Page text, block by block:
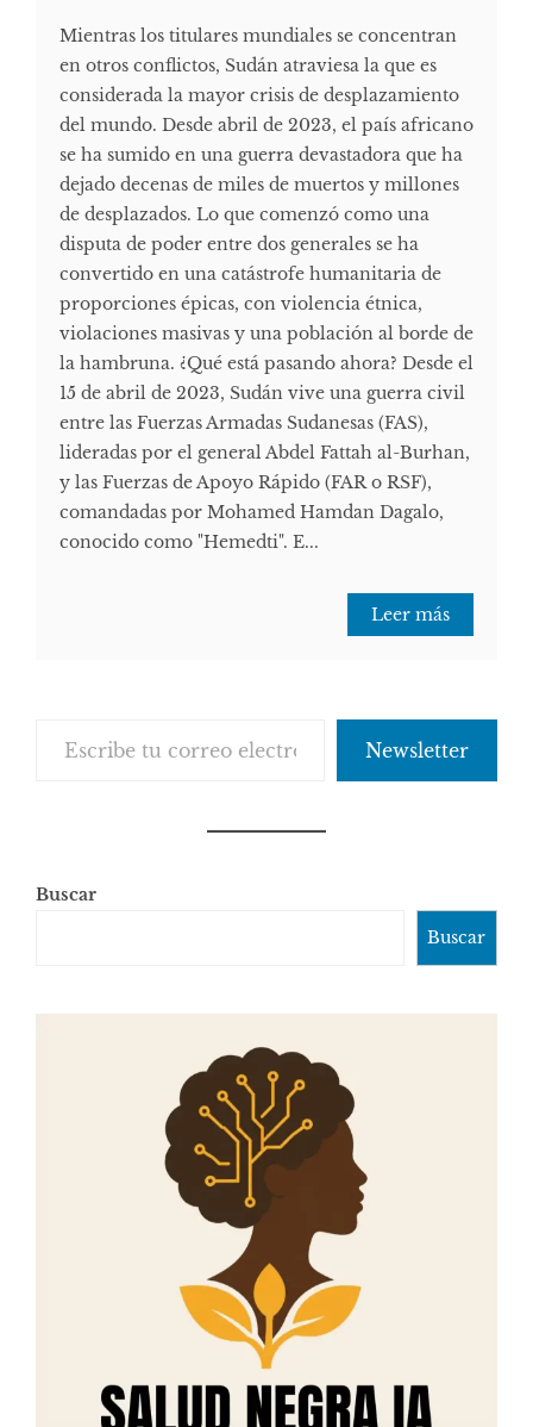
Mientras los titulares mundiales se concentran
en otros conflictos, Sudán atraviesa la que es
considerada la mayor crisis de desplazamiento
del mundo. Desde abril de 2023, el país africano
se ha sumido en una guerra devastadora que ha
dejado decenas de miles de muertos y millones
de desplazados. Lo que comenzó como una
disputa de poder entre dos generales se ha
convertido en una catástrofe humanitaria de
proporciones épicas, con violencia étnica,
violaciones masivas y una población al borde de
la hambruna. ¿Qué está pasando ahora? Desde el
15 de abril de 2023, Sudán vive una guerra civil
entre las Fuerzas Armadas Sudanesas (FAS),
lideradas por el general Abdel Fattah al-Burhan,
y las Fuerzas de Apoyo Rápido (FAR o RSF),
comandadas por Mohamed Hamdan Dagalo,
conocido como "Hemedti". E...
Leer más
Newsletter
Buscar
Buscar